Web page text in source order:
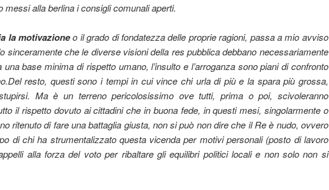
messi alla berlina i consigli comunali aperti.
la motivazioneo il grado di fondatezza delle proprie ragioni, passa a mio avviso
sinceramente che le diverse visioni della res pubblica debbano necessariamente
base minima di rispetto umano, l’insulto e l’arroganza sono piani di confronto
resto, questi sono i tempi in cui vince chi urla di più e la spara più grossa,
Ma è un terreno pericolosissimo ove tutti, prima o poi, scivoleranno
il rispetto dovuto ai cittadini che in buona fede, in questi mesi, singolarmente o
ritenuto di fare una battaglia giusta, non si può non dire che il Re è nudo, ovvero
di chi ha strumentalizzato questa vicenda per motivi personali (posto di lavoro
alla forza del voto per ribaltare gli equilibri politici locali e non solo non si